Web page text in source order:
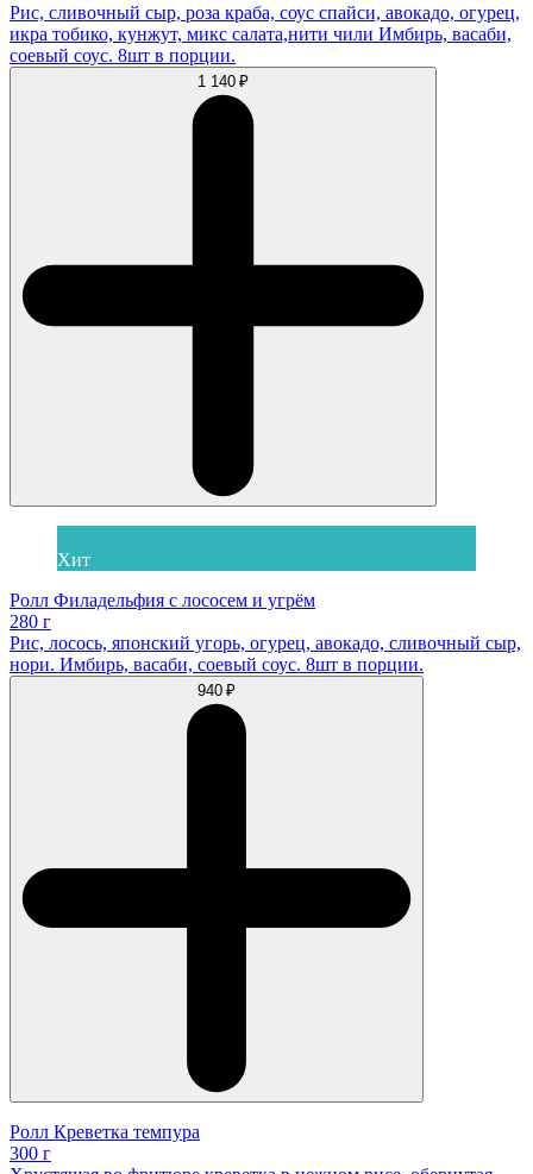
Рис, сливочный сыр, роза краба, соус спайси, авокадо, огурец,
икра тобико, кунжут, микс салата,нити чили Имбирь, васаби,
соевый соус. 8шт в порции.
1 140 ₽
Хит
Ролл Филадельфия с лососем и угрём
280 г
Рис, лосось, японский угорь, огурец, авокадо, сливочный сыр,
нори. Имбирь, васаби, соевый соус. 8шт в порции.
940 ₽
Ролл Креветка темпура
300 г